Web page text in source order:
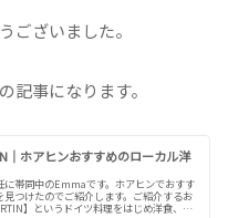
ございました。
記事になります。
｜ホアヒンおすすめのローカル洋
に帯同中のEmmaです。ホアヒンでおすす
見つけたのでご紹介します。ご紹介するお
】というドイツ料理をはじめ洋食、タ